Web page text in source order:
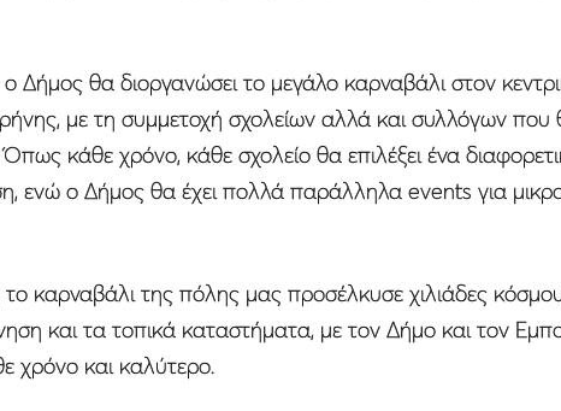
ο Δήμος θα διοργανώσει το μεγάλο καρναβάλι στον
με τη συμμετοχή σχολείων αλλά και συλλόγων που
κάθε χρόνο, κάθε σχολείο θα επιλέξει ένα
ενώ ο Δήμος θα έχει πολλά παράλληλα events για
το καρναβάλι της πόλης μας προσέλκυσε χιλιάδες
και τα τοπικά καταστήματα, με τον Δήμο και τον
χρόνο και καλύτερο.